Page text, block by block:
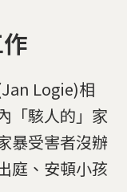
Logie)相
「駭人的」家
暴受害者沒辦
庭、安頓小孩